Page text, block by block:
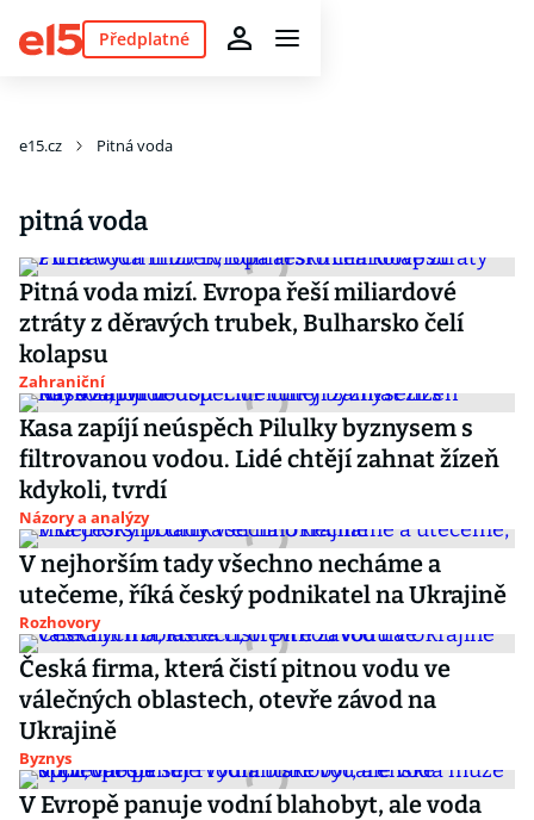
Předplatné
e15.cz Pitná voda
pitná voda
Pitná voda mizí. Evropa řeší miliardové
ztráty z děravých trubek, Bulharsko čelí
kolapsu
Zahraniční
Kasa zapíjí neúspěch Pilulky byznysem s
filtrovanou vodou. Lidé chtějí zahnat žízeň
kdykoli, tvrdí
Názory a analýzy
V nejhorším tady všechno necháme a
utečeme, říká český podnikatel na Ukrajině
Rozhovory
Česká firma, která čistí pitnou vodu ve
válečných oblastech, otevře závod na
Ukrajině
Byznys
V Evropě panuje vodní blahobyt, ale voda